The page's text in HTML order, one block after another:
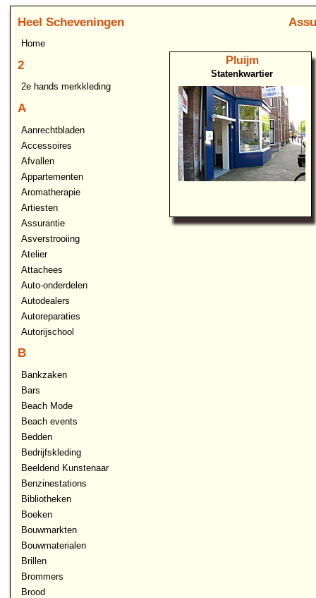
Heel Scheveningen
Home
2
2e hands merkkleding
A
Aanrechtbladen
Accessoires
Afvallen
Appartementen
Aromatherapie
Artiesten
Assurantie
Asverstrooiing
Atelier
Attachees
Auto-onderdelen
Autodealers
Autoreparaties
Autorijschool
B
Bankzaken
Bars
Beach Mode
Beach events
Bedden
Bedrijfskleding
Beeldend Kunstenaar
Benzinestations
Bibliotheken
Boeken
Bouwmarkten
Bouwmaterialen
Brillen
Brommers
Brood
Pluijm
Statenkwartier